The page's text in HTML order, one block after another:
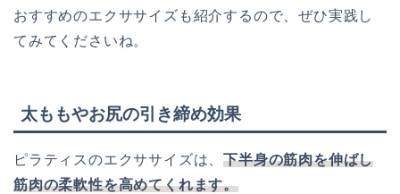
おすすめのエクササイズも紹介するので、ぜひ実践し
てみてくださいね。
太ももやお尻の引き締め効果
ピラティスのエクササイズは、下半身の筋肉を伸ばし
筋肉の柔軟性を高めてくれます。